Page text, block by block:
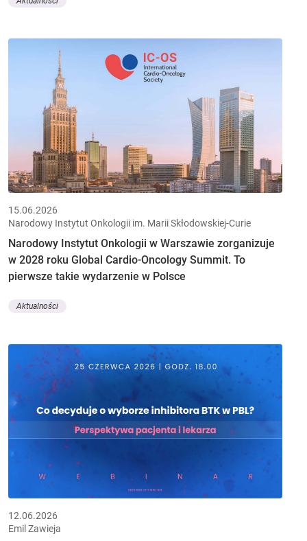
15.06.2026
Narodowy Instytut Onkologii im. Marii Skłodowskiej-Curie
Narodowy Instytut Onkologii w Warszawie zorganizuje
w 2028 roku Global Cardio-Oncology Summit. To
pierwsze takie wydarzenie w Polsce
Aktualności
12.06.2026
Emil Zawieja